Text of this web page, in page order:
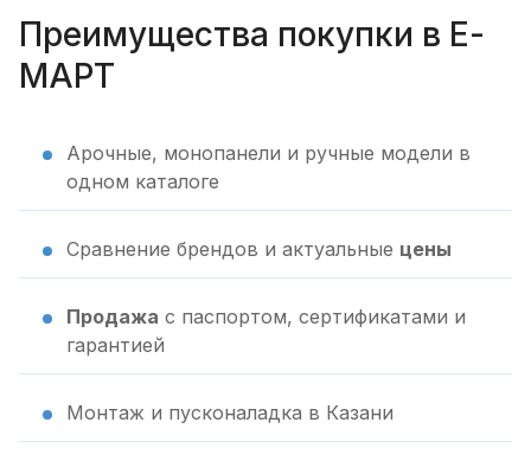
Преимущества покупки в Е-
МАРТ
Арочные, монопанели и ручные модели в
одном каталоге
Сравнение брендов и актуальные цены
Продажа с паспортом, сертификатами и
гарантией
Монтаж и пусконаладка в Казани